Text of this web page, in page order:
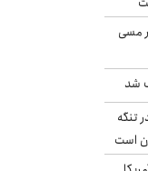
مسی
شد
تنگه
است